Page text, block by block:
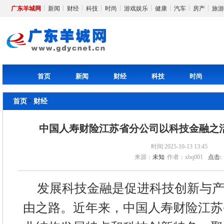
广东羊城网 新闻 财经 科技 时尚 游戏娱乐 健康 汽车 房产 旅游
首页 新闻 财经 科技 时尚
首页> 财经
中国人寿财险江苏省分公司以科技金融之
时间:2025-10-13 13:45
来源： 未知 作者：xbq001 点击:
发展科技金融是促进科技创新与
由之路。近年来，中国人寿财险江